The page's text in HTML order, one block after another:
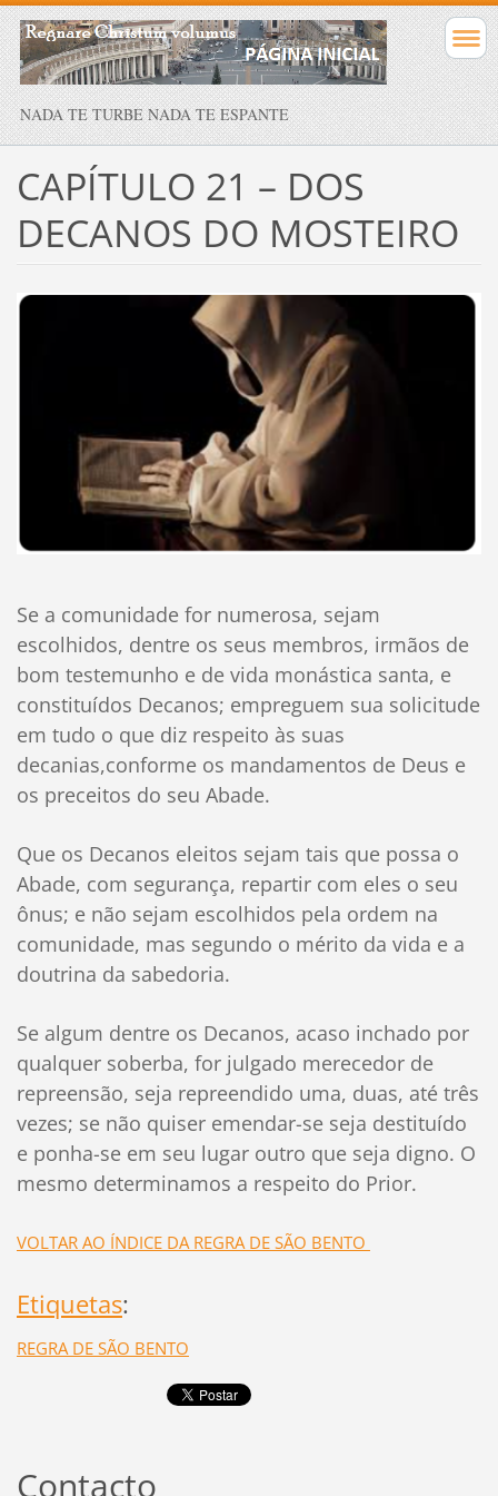
NADA TE TURBE NADA TE ESPANTE
CAPÍTULO 21 – DOS
DECANOS DO MOSTEIRO
Se a comunidade for numerosa, sejam
escolhidos, dentre os seus membros, irmãos de
bom testemunho e de vida monástica santa, e
constituídos Decanos; empreguem sua solicitude
em tudo o que diz respeito às suas
decanias,conforme os mandamentos de Deus e
os preceitos do seu Abade.
Que os Decanos eleitos sejam tais que possa o
Abade, com segurança, repartir com eles o seu
ônus; e não sejam escolhidos pela ordem na
comunidade, mas segundo o mérito da vida e a
doutrina da sabedoria.
Se algum dentre os Decanos, acaso inchado por
qualquer soberba, for julgado merecedor de
repreensão, seja repreendido uma, duas, até três
vezes; se não quiser emendar-se seja destituído
e ponha-se em seu lugar outro que seja digno. O
mesmo determinamos a respeito do Prior.
VOLTAR AO ÍNDICE DA REGRA DE SÃO BENTO
Etiquetas:
REGRA DE SÃO BENTO
Contacto